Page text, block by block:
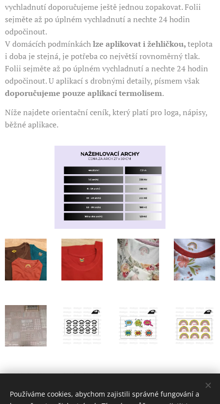
vychladnutí doporučujeme ještě jednou zopakovat. Folii
sejměte až po úplném vychladnutí a nechte 24 hodin
odpočinout.
V domácích podmínkáchlze aplikovat i žehličkou,teplota
i doba je stejná, je potřeba co největší rovnoměrný tlak.
Folii sejměte až po úplném vychladnutí a nechte 24 hodin
odpočinout. U aplikací s drobnými detaily, písmem však
doporučujeme pouze aplikací termolisem.
Níže najdete orientační ceník, který platí pro loga, nápisy,
běžné aplikace.
Používáme cookies, abychom zajistili správné fungování a